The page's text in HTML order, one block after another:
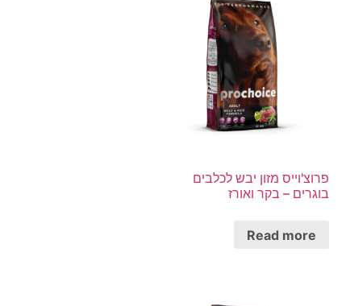
פרוצ'וייס מזון יבש לכלבים
בוגרים – בקר ואורז
Read more